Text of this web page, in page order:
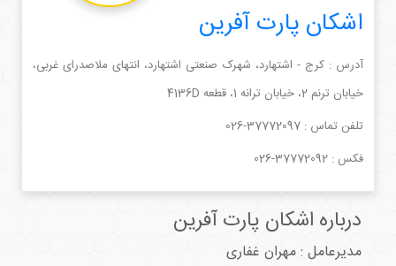
اشکان پارت آفرین
آدرس : كرج - اشتهارد، شهرک صنعتی اشتهارد، انتهای ملاصدرای غربی،
خیابان ترنم 2، خیابان ترانه 1، قطعه 4136D
تلفن تماس : 026-37772097
فکس : 026-37772092
درباره اشکان پارت آفرین
مدیرعامل : مهران غفاری